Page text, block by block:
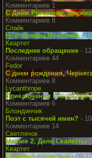
Комментариев 1
С Днём Рождения,
Комментариев 8
Спайк
Новобранец Монолита -
Квартет
Последнее обращение -
Комментариев 44
Fedor
С днем рождения,
Комментариев 8
Lycanthrope
Приключения Ковальски
Комментариев 6
Блондинчик
Поэт с тысячей имен? -
Комментариев 14
Светлячок
Мафия 2. Дело Скалетты
Квартет
Сюрприз пушистый - 09/